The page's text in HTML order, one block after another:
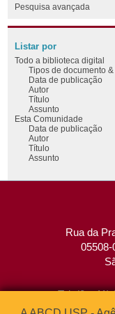
Pesquisa avançada
Listar por
Todo a biblioteca digital
Tipos de documento
Data de publicação
Autor
Título
Assunto
Esta Comunidade
Data de publicação
Autor
Título
Assunto
Rua da
05508-
Tel: (0xx11)